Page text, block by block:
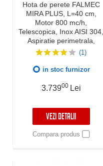
Hota de perete FALMEC
MIRA PLUS, L=40 cm,
Motor 800 mc/h,
Telescopica, Inox AISI 304,
Aspiratie perimetrala,
Fabricatie Italia, Garantie 5
(1)
in stoc furnizor
3.73900 Lei
VEZI DETALII
Compara produs